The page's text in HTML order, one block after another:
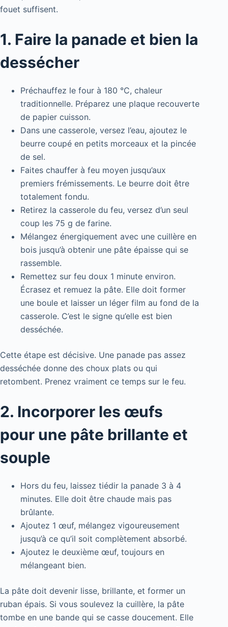
fouet suffisent.
1. Faire la panade et bien la
dessécher
Préchauffez le four à 180 °C, chaleur
traditionnelle. Préparez une plaque recouverte
de papier cuisson.
Dans une casserole, versez l’eau, ajoutez le
beurre coupé en petits morceaux et la pincée
de sel.
Faites chauffer à feu moyen jusqu’aux
premiers frémissements. Le beurre doit être
totalement fondu.
Retirez la casserole du feu, versez d’un seul
coup les 75 g de farine.
Mélangez énergiquement avec une cuillère en
bois jusqu’à obtenir une pâte épaisse qui se
rassemble.
Remettez sur feu doux 1 minute environ.
Écrasez et remuez la pâte. Elle doit former
une boule et laisser un léger film au fond de la
casserole. C’est le signe qu’elle est bien
desséchée.
Cette étape est décisive. Une panade pas assez
desséchée donne des choux plats ou qui
retombent. Prenez vraiment ce temps sur le feu.
2. Incorporer les œufs
pour une pâte brillante et
souple
Hors du feu, laissez tiédir la panade 3 à 4
minutes. Elle doit être chaude mais pas
brûlante.
Ajoutez 1 œuf, mélangez vigoureusement
jusqu’à ce qu’il soit complètement absorbé.
Ajoutez le deuxième œuf, toujours en
mélangeant bien.
La pâte doit devenir lisse, brillante, et former un
ruban épais. Si vous soulevez la cuillère, la pâte
tombe en une bande qui se casse doucement. Elle